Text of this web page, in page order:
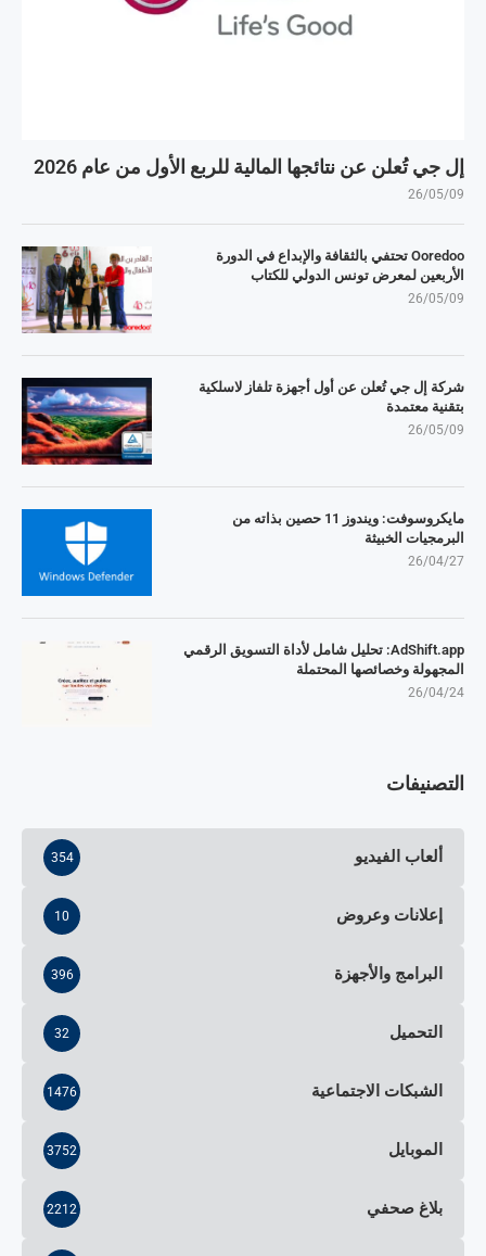
إل جي تُعلن عن نتائجها المالية للربع الأول من عام 2026
26/05/09
Ooredoo تحتفي بالثقافة والإبداع في الدورة
الأربعين لمعرض تونس الدولي للكتاب
26/05/09
شركة إل جي تُعلن عن أول أجهزة تلفاز لاسلكية
بتقنية معتمدة
26/05/09
مايكروسوفت: ويندوز 11 حصين بذاته من
البرمجيات الخبيثة
26/04/27
AdShift.app: تحليل شامل لأداة التسويق الرقمي
المجهولة وخصائصها المحتملة
26/04/24
التصنيفات
ألعاب الفيديو 354
إعلانات وعروض 10
البرامج والأجهزة 396
التحميل 32
الشبكات الاجتماعية 1476
الموبايل 3752
بلاغ صحفي 2212